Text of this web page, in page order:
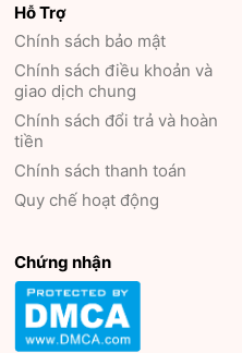
Hỗ Trợ
Chính sách bảo mật
Chính sách điều khoản và
giao dịch chung
Chính sách đổi trả và hoàn
tiền
Chính sách thanh toán
Quy chế hoạt động
Chứng nhận